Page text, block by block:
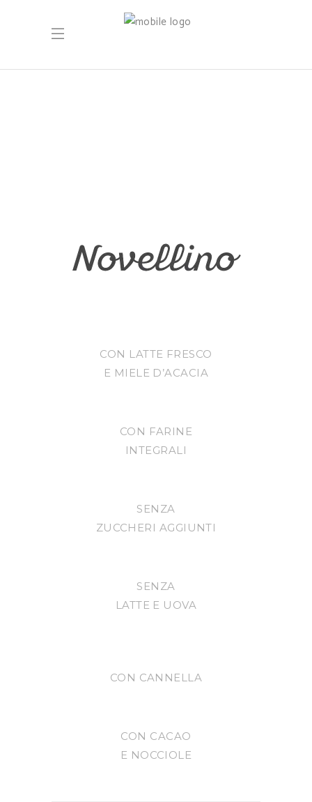
CON LATTE FRESCO
E MIELE D’ACACIA
CON FARINE
INTEGRALI
SENZA
ZUCCHERI AGGIUNTI
SENZA
LATTE E UOVA
CON CANNELLA
CON CACAO
E NOCCIOLE